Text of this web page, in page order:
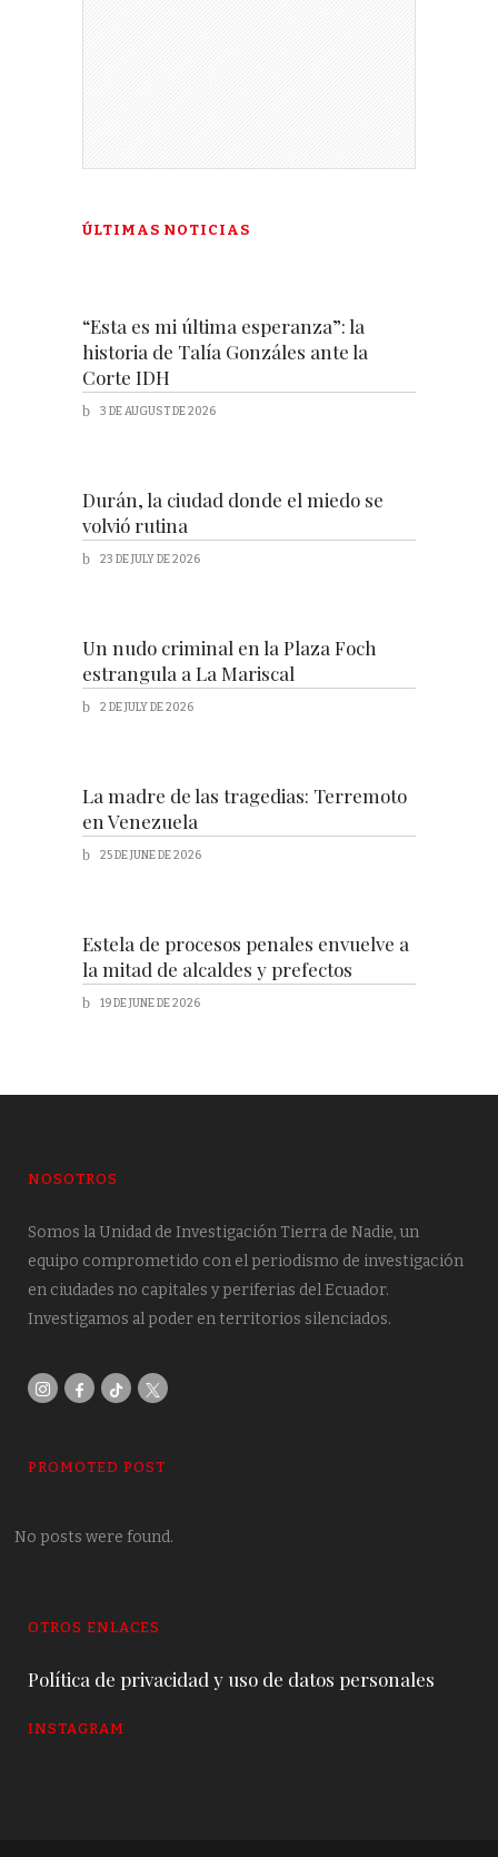
ÚLTIMAS NOTICIAS
“Esta es mi última esperanza”: la
historia de Talía Gonzáles ante la
Corte IDH
3 DE AUGUST DE 2026
Durán, la ciudad donde el miedo se
volvió rutina
23 DE JULY DE 2026
Un nudo criminal en la Plaza Foch
estrangula a La Mariscal
2 DE JULY DE 2026
La madre de las tragedias: Terremoto
en Venezuela
25 DE JUNE DE 2026
Estela de procesos penales envuelve a
la mitad de alcaldes y prefectos
19 DE JUNE DE 2026
NOSOTROS
Somos la Unidad de Investigación Tierra de Nadie, un
equipo comprometido con el periodismo de investigación
en ciudades no capitales y periferias del Ecuador.
Investigamos al poder en territorios silenciados.
PROMOTED POST
No posts were found.
OTROS ENLACES
Política de privacidad y uso de datos personales
INSTAGRAM